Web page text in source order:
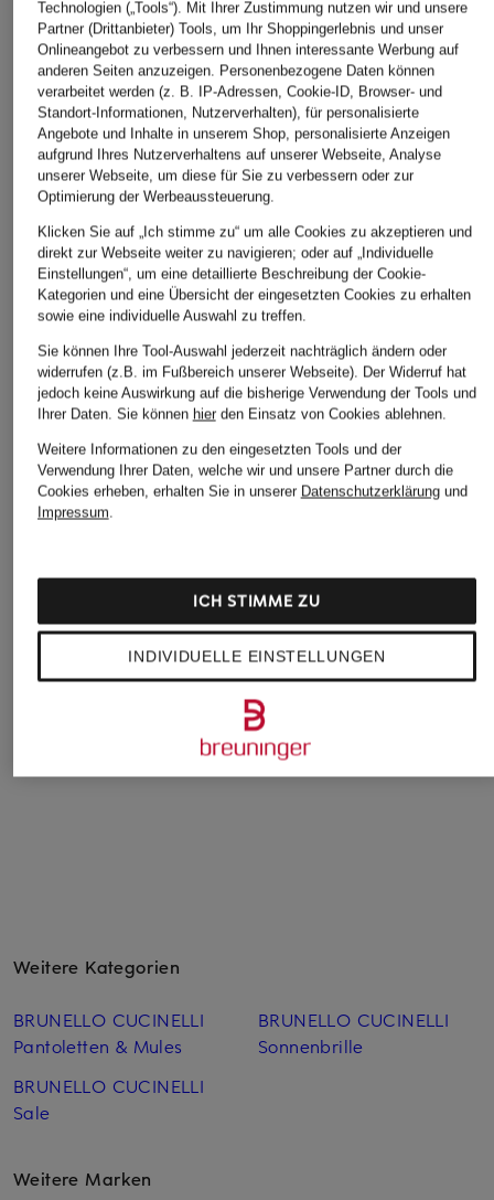
BRUNELLO
Weitere Kategorien
BRUNELLO CUCINELLI
Pantoletten & Mules
BRUNELLO CUCINELLI
Sale
BRUNELLO CUCINELLI
Sonnenbrille
Weitere Marken
Technologien („Tools“). Mit Ihrer Zustimmung nutzen wir und unsere
Partner (Drittanbieter) Tools, um Ihr Shoppingerlebnis und unser
Onlineangebot zu verbessern und Ihnen interessante Werbung auf
anderen Seiten anzuzeigen. Personenbezogene Daten können
verarbeitet werden (z. B. IP-Adressen, Cookie-ID, Browser- und
Standort-Informationen, Nutzerverhalten), für personalisierte
Angebote und Inhalte in unserem Shop, personalisierte Anzeigen
aufgrund Ihres Nutzerverhaltens auf unserer Webseite, Analyse
unserer Webseite, um diese für Sie zu verbessern oder zur
Optimierung der Werbeaussteuerung.
Klicken Sie auf „Ich stimme zu“ um alle Cookies zu akzeptieren und
direkt zur Webseite weiter zu navigieren; oder auf „Individuelle
Einstellungen“, um eine detaillierte Beschreibung der Cookie-
Kategorien und eine Übersicht der eingesetzten Cookies zu erhalten
sowie eine individuelle Auswahl zu treffen.
Sie können Ihre Tool-Auswahl jederzeit nachträglich ändern oder
widerrufen (z.B. im Fußbereich unserer Webseite). Der Widerruf hat
jedoch keine Auswirkung auf die bisherige Verwendung der Tools und
Ihrer Daten. Sie können hierden Einsatz von Cookies ablehnen.
Weitere Informationen zu den eingesetzten Tools und der
Verwendung Ihrer Daten, welche wir und unsere Partner durch die
Cookies erheben, erhalten Sie in unserer Datenschutzerklärungund
Impressum.
INDIVIDUELLE EINSTELLUNGEN
ICH STIMME ZU